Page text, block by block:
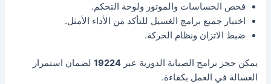
فحص الحساسات والموتور ولوحة التحكم.
اختبار جميع برامج الغسيل للتأكد من الأداء الأمثل.
ضبط الاتزان ونظام الحركة.
يمكن حجز برامج الصيانة الدورية عبر19224 لضمان استمرار
الغسالة في العمل بكفاءة.